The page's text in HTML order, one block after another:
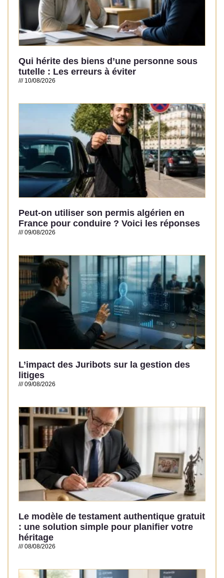
Qui hérite des biens d’une personne sous
tutelle : Les erreurs à éviter
10/08/2026
Peut-on utiliser son permis algérien en
France pour conduire ? Voici les réponses
09/08/2026
L’impact des Juribots sur la gestion des
litiges
09/08/2026
Le modèle de testament authentique gratuit
: une solution simple pour planifier votre
héritage
08/08/2026